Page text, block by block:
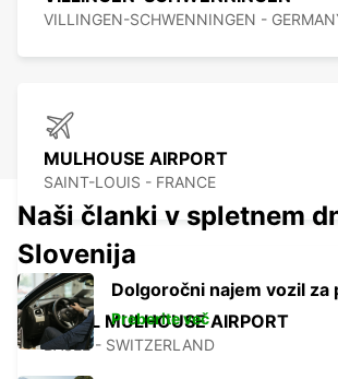
VILLINGEN-SCHWENNINGEN -
MULHOUSE AIRPORT
SAINT-LOUIS - FRANCE
BASEL MULHOUSE AIRPORT
BASEL - SWITZERLAND
Naši članki v spletnem
Slovenija
Dolgoročni najem vozil za
Preberite več